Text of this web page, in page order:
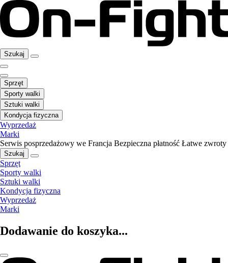
Szukaj
Sprzęt
Sporty walki
Sztuki walki
Kondycja fizyczna
Wyprzedaż
Marki
Serwis posprzedażowy we Francja Bezpieczna płatność Łatwe zwroty
Szukaj
Sprzęt
Sporty walki
Sztuki walki
Kondycja fizyczna
Wyprzedaż
Marki
Dodawanie do koszyka...